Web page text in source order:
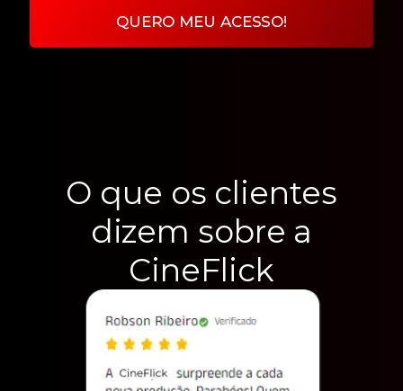
QUERO MEU ACESSO!
O que os clientes
dizem sobre a
CineFlick